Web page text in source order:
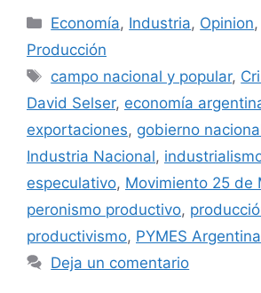
Economía, Industria, Opinion,
Producción
campo nacional y popular,
David Selser, economía
exportaciones, gobierno
Industria Nacional,
especulativo, Movimiento 25 de
peronismo productivo,
productivismo, PYMES Argentina
Deja un comentario